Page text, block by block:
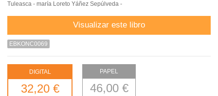
Tuleasca - maría Loreto Yáñez Sepúlveda -
Visualizar este libro
EBKONC0069
DIGITAL
32,20 €
PAPEL
46,00 €